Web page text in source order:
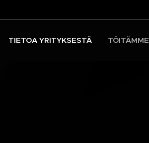
TIETOA YRITYKSESTÄ TÖITÄMME